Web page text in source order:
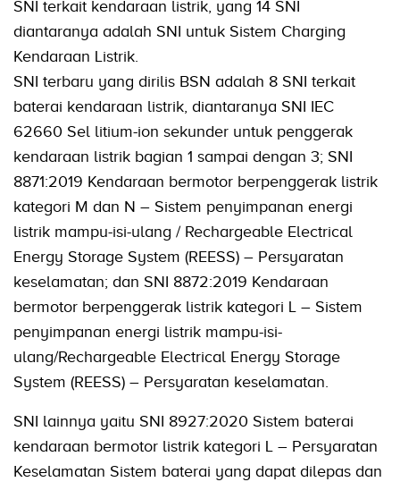
SNI terkait kendaraan listrik, yang 14 SNI
diantaranya adalah SNI untuk Sistem Charging
Kendaraan Listrik.
SNI terbaru yang dirilis BSN adalah 8 SNI terkait
baterai kendaraan listrik, diantaranya SNI IEC
62660 Sel litium-ion sekunder untuk penggerak
kendaraan listrik bagian 1 sampai dengan 3; SNI
8871:2019 Kendaraan bermotor berpenggerak listrik
kategori M dan N – Sistem penyimpanan energi
listrik mampu-isi-ulang / Rechargeable Electrical
Energy Storage System (REESS) – Persyaratan
keselamatan; dan SNI 8872:2019 Kendaraan
bermotor berpenggerak listrik kategori L – Sistem
penyimpanan energi listrik mampu-isi-
ulang/Rechargeable Electrical Energy Storage
System (REESS) – Persyaratan keselamatan.
SNI lainnya yaitu SNI 8927:2020 Sistem baterai
kendaraan bermotor listrik kategori L – Persyaratan
Keselamatan Sistem baterai yang dapat dilepas dan